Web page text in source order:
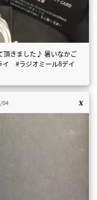
頂きました♪ 暑いなかご
イ #ラジオミール8デイ
04